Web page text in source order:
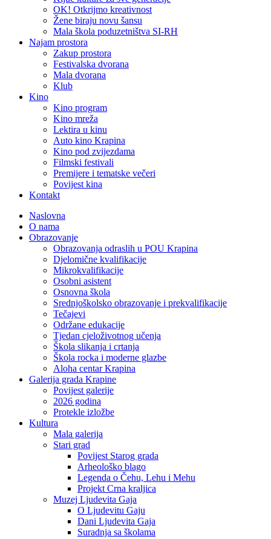
OK! Otkrijmo kreativnost
Žene biraju novu šansu
Mala škola poduzetništva SI-RH
Najam prostora
Zakup prostora
Festivalska dvorana
Mala dvorana
Klub
Kino
Kino program
Kino mreža
Lektira u kinu
Auto kino Krapina
Kino pod zvijezdama
Filmski festivali
Premijere i tematske večeri
Povijest kina
Kontakt
Naslovna
O nama
Obrazovanje
Obrazovanja odraslih u POU Krapina
Djelomične kvalifikacije
Mikrokvalifikacije
Osobni asistent
Osnovna škola
Srednjoškolsko obrazovanje i prekvalifikacije
Tečajevi
Održane edukacije
Tjedan cjeloživotnog učenja
Škola slikanja i crtanja
Škola rocka i moderne glazbe
Aloha centar Krapina
Galerija grada Krapine
Povijest galerije
2026 godina
Protekle izložbe
Kultura
Mala galerija
Stari grad
Povijest Starog grada
Arheološko blago
Legenda o Čehu, Lehu i Mehu
Projekt Crna kraljica
Muzej Ljudevita Gaja
O Ljudevitu Gaju
Dani Ljudevita Gaja
Suradnja sa školama